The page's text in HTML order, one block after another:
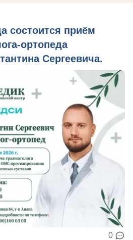
состоится приём
ортопеда
Сергеевича.
0